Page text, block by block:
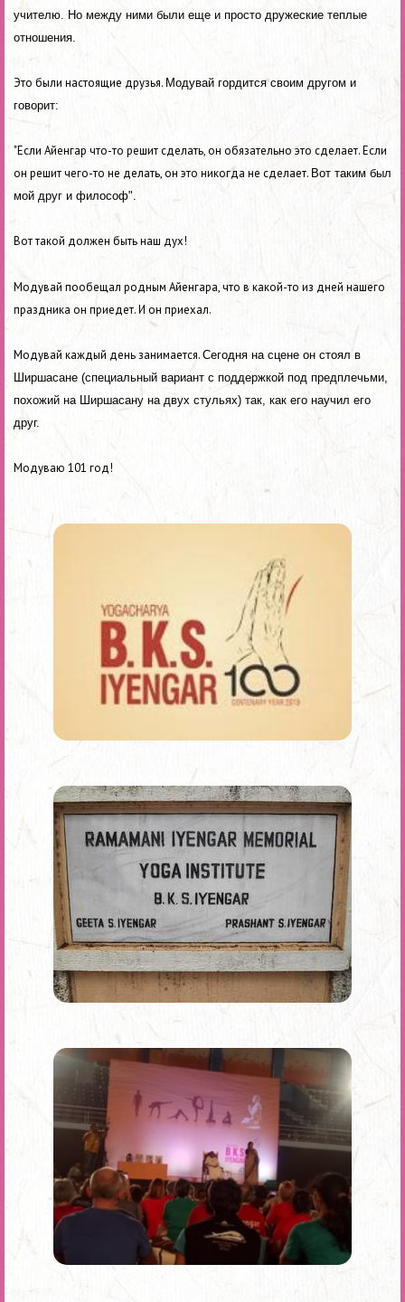
учителю. Но между ними были еще и просто дружеские теплые
отношения.
Это были настоящие друзья. Модувай гордится своим другом и
говорит:
"Если Айенгар что-то решит сделать, он обязательно это сделает. Если
он решит чего-то не делать, он это никогда не сделает. Вот таким был
мой друг и философ".
Вот такой должен быть наш дух!
Модувай пообещал родным Айенгара, что в какой-то из дней нашего
праздника он приедет. И он приехал.
Модувай каждый день занимается. Сегодня на сцене он стоял в
Ширшасане (специальный вариант с поддержкой под предплечьми,
похожий на Ширшасану на двух стульях) так, как его научил его
друг.
Модуваю 101 год!